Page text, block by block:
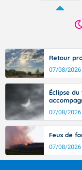
Retour
07/08/2026
Éclipse
07/08/2026
Feux de
07/08/2026